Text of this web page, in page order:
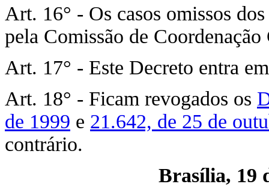
Art. 16° - Os casos omissos
pela Comissão de Coordenação
Art. 17° - Este Decreto entra
Art. 18° - Ficam revogados os
de 1999 e 21.642, de 25 de
contrário.
Brasília, 19